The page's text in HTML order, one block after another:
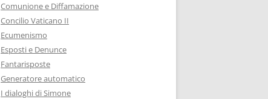
Comunione e Diffamazione
Concilio Vaticano II
Ecumenismo
Esposti e Denunce
Fantarisposte
Generatore automatico
I dialoghi di Simone